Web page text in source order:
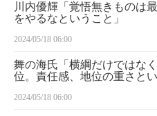
川内優輝「覚悟無きものは
をやるなということ」
2024/05/18 06:00
舞の海氏「横綱だけではな
位。責任感、地位の重さと
2024/05/18 06:00